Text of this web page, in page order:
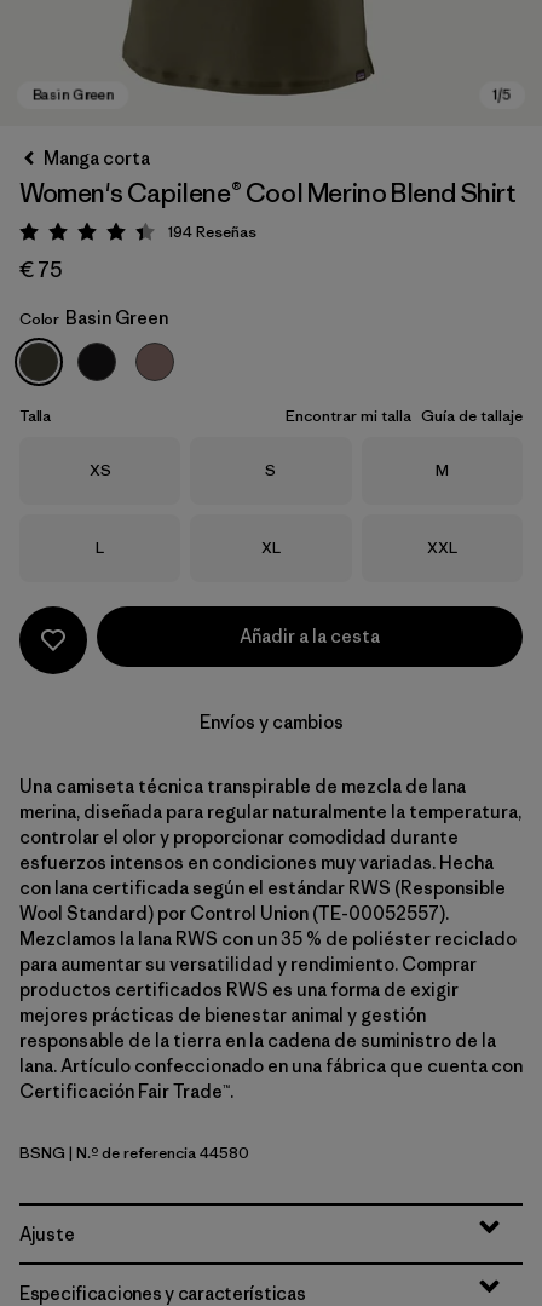
Basin Green
Manga corta
Women's Capilene® Cool Merino Blend Shirt
Puntuación: 4.4 / 5
194Reseñas
€ 75
Color Basin Green
Talla Encontrar mi talla Guía de tallaje
Talla
XS Talla
S Talla
M
Talla
L Talla
XL Talla
XXL
Añadir a la cesta
Envíos y cambios
Una camiseta técnica transpirable de mezcla de lana
merina, diseñada para regular naturalmente la temperatura,
controlar el olor y proporcionar comodidad durante
esfuerzos intensos en condiciones muy variadas. Hecha
con lana certificada según el estándar RWS (Responsible
Wool Standard) por Control Union (TE-00052557).
Mezclamos la lana RWS con un 35 % de poliéster reciclado
para aumentar su versatilidad y rendimiento. Comprar
productos certificados RWS es una forma de exigir
mejores prácticas de bienestar animal y gestión
responsable de la tierra en la cadena de suministro de la
lana. Artículo confeccionado en una fábrica que cuenta con
Certificación Fair Trade™.
Basin Green
BSNG | N.º de referencia 44580
Ajuste
Especificaciones y características